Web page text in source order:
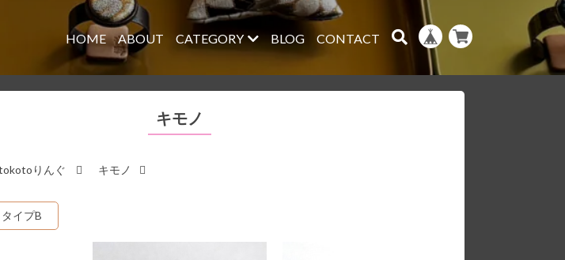
HOME ABOUT CATEGORY BLOG CONTACT
キモノ
りんぐ キモノ
タイプB